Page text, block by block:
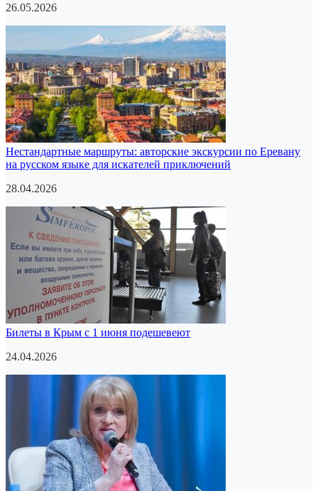
26.05.2026
Нестандартные маршруты: авторские экскурсии по Еревану
на русском языке для искателей приключений
28.04.2026
Билеты в Крым с 1 июня подешевеют
24.04.2026